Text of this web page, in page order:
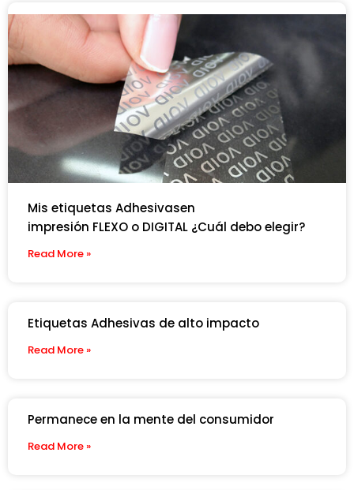
Mis etiquetas Adhesivasen
impresión FLEXO o DIGITAL ¿Cuál debo elegir?
Read More »
Etiquetas Adhesivas de alto impacto
Read More »
Permanece en la mente del consumidor
Read More »